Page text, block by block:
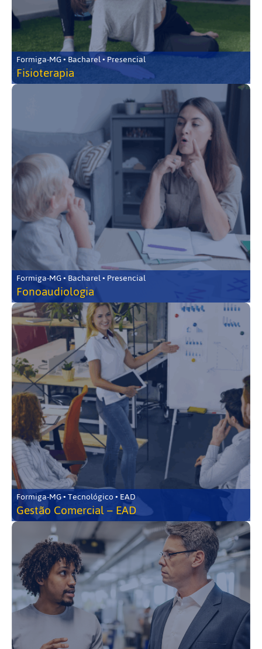
Formiga-MG • Bacharel • Presencial
Fisioterapia
Formiga-MG • Bacharel • Presencial
Fonoaudiologia
Formiga-MG • Tecnológico • EAD
Gestão Comercial – EAD